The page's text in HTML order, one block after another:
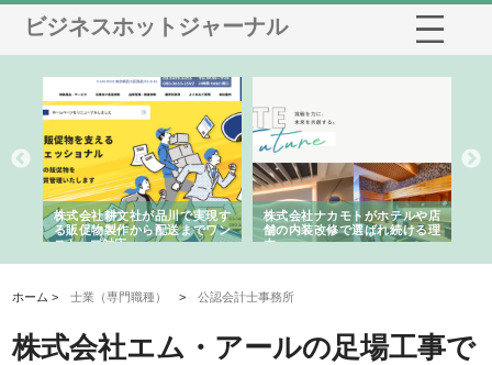
ビジネスホットジャーナル
株式会社耕文社が品川で実現す
る販促物製作から配送までワン
ストップ対応
株式会社ナカモトがホテルや店
舗の内装改修で選ばれ続ける理
由
ホーム >士業（専門職種） >公認会計士事務所
株式会社エム・アールの足場工事で